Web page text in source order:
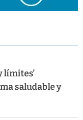
límites’
saludable y